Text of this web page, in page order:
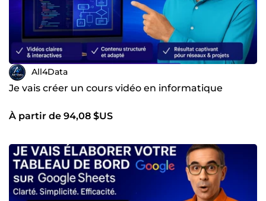
All4Data
Je vais créer un cours vidéo en informatique
À partir de 94,08 $US